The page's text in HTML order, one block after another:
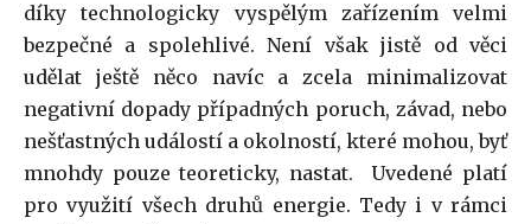
díky technologicky vyspělým zařízením velmi
bezpečné a spolehlivé. Není však jistě od věci
udělat ještě něco navíc a zcela minimalizovat
negativní dopady případných poruch, závad, nebo
nešťastných událostí a okolností, které mohou, byť
mnohdy pouze teoreticky, nastat. Uvedené platí
pro využití všech druhů energie. Tedy i v rámci